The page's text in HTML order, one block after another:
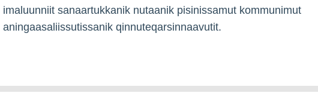
imaluunniit sanaartukkanik nutaanik pisinissamut kommunimut
aningaasaliissutissanik qinnuteqarsinnaavutit.